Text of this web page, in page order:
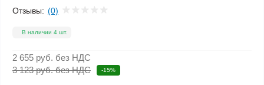
Отзывы: (0)
В наличии 4 шт.
2 655 руб. без НДС
3 123 руб. без НДС
-15%